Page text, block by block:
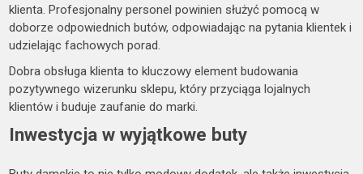
klienta. Profesjonalny personel powinien służyć pomocą w
doborze odpowiednich butów, odpowiadając na pytania klientek i
udzielając fachowych porad.
Dobra obsługa klienta to kluczowy element budowania
pozytywnego wizerunku sklepu, który przyciąga lojalnych
klientów i buduje zaufanie do marki.
Inwestycja w wyjątkowe buty